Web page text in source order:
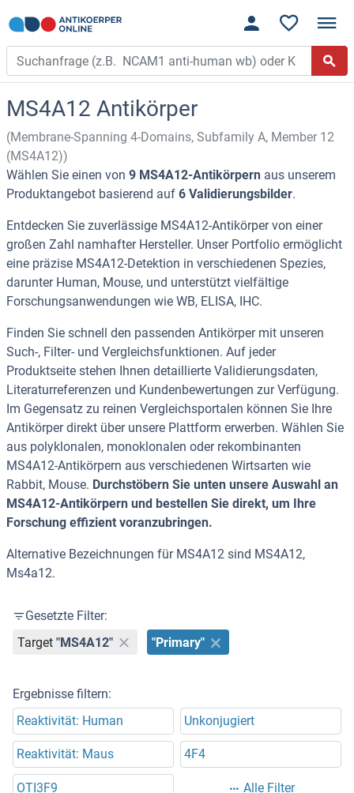
MS4A12 Antikörper
(Membrane-Spanning 4-Domains, Subfamily A, Member 12
(MS4A12))
Wählen Sie einen von 9 MS4A12-Antikörpern aus unserem
Produktangebot basierend auf 6 Validierungsbilder.
Entdecken Sie zuverlässige MS4A12-Antikörper von einer
großen Zahl namhafter Hersteller. Unser Portfolio ermöglicht
eine präzise MS4A12-Detektion in verschiedenen Spezies,
darunter Human, Mouse, und unterstützt vielfältige
Forschungsanwendungen wie WB, ELISA, IHC.
Finden Sie schnell den passenden Antikörper mit unseren
Such-, Filter- und Vergleichsfunktionen. Auf jeder
Produktseite stehen Ihnen detaillierte Validierungsdaten,
Literaturreferenzen und Kundenbewertungen zur Verfügung.
Im Gegensatz zu reinen Vergleichsportalen können Sie Ihre
Antikörper direkt über unsere Plattform erwerben. Wählen Sie
aus polyklonalen, monoklonalen oder rekombinanten
MS4A12-Antikörpern aus verschiedenen Wirtsarten wie
Rabbit, Mouse. Durchstöbern Sie unten unsere Auswahl an
MS4A12-Antikörpern und bestellen Sie direkt, um Ihre
Forschung effizient voranzubringen.
Alternative Bezeichnungen für MS4A12 sind MS4A12,
Ms4a12.
Gesetzte Filter:
Target "MS4A12" "Primary"
Ergebnisse filtern:
Reaktivität: Human
Unkonjugiert
Reaktivität: Maus 4F4
OTI3F9 Alle Filter